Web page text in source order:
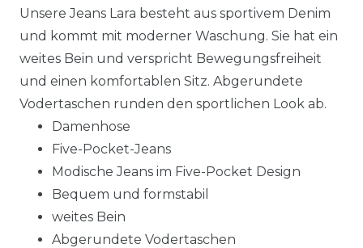
Unsere Jeans Lara besteht aus sportivem Denim
und kommt mit moderner Waschung. Sie hat ein
weites Bein und verspricht Bewegungsfreiheit
und einen komfortablen Sitz. Abgerundete
Vodertaschen runden den sportlichen Look ab.
Damenhose
Five-Pocket-Jeans
Modische Jeans im Five-Pocket Design
Bequem und formstabil
weites Bein
Abgerundete Vodertaschen